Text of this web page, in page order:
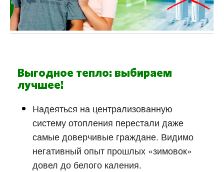
Выгодное тепло: выбираем
лучшее!
Надеяться на централизованную
систему отопления перестали даже
самые доверчивые граждане. Видимо
негативный опыт прошлых «зимовок»
довел до белого каления.